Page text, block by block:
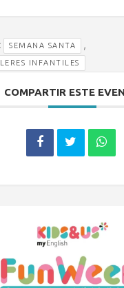
SEMANA SANTA ,
INFANTILES
COMPARTIR ESTE